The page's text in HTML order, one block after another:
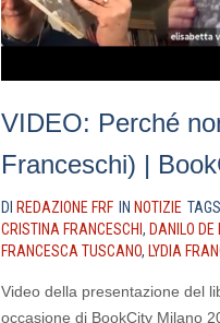
VIDEO: Perché
Franceschi) |
DI REDAZIONE FRF IN NOTIZIE TAGS
CRISTINA FRANCESCHI, DANILO DE
FRANCESCA TUSCANO, LYDIA
Video della presentazione del
occasione di BookCity Milano